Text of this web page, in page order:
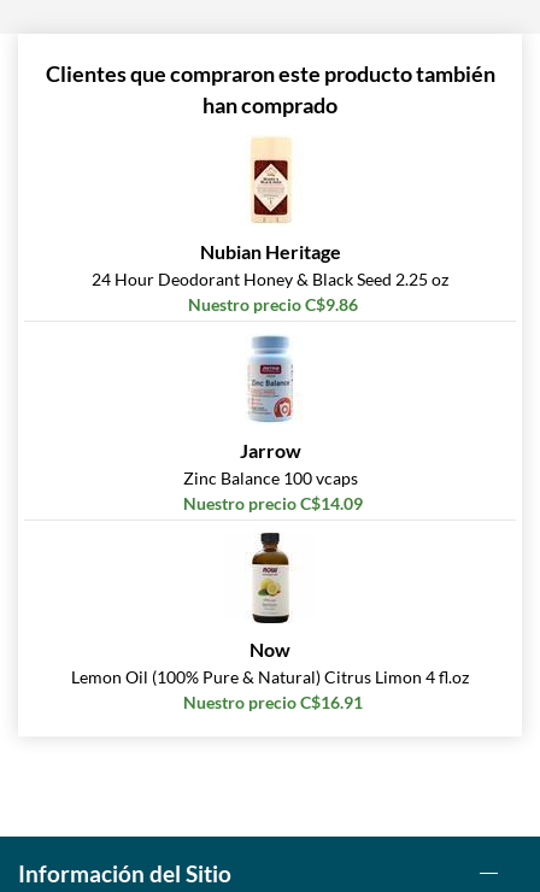
Clientes que compraron este producto también
han comprado
Nubian Heritage
24 Hour Deodorant Honey & Black Seed 2.25 oz
Nuestro precio C$9.86
Jarrow
Zinc Balance 100 vcaps
Nuestro precio C$14.09
Now
Lemon Oil (100% Pure & Natural) Citrus Limon 4 fl.oz
Nuestro precio C$16.91
Información del Sitio